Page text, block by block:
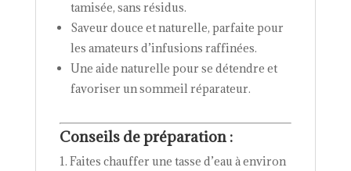
tamisée, sans résidus.
Saveur douce et naturelle, parfaite pour
les amateurs d’infusions raffinées.
Une aide naturelle pour se détendre et
favoriser un sommeil réparateur.
Conseils de préparation:
Faites chauffer une tasse d’eau à environ